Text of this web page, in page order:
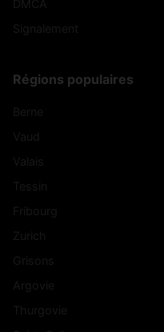
Régions populaires